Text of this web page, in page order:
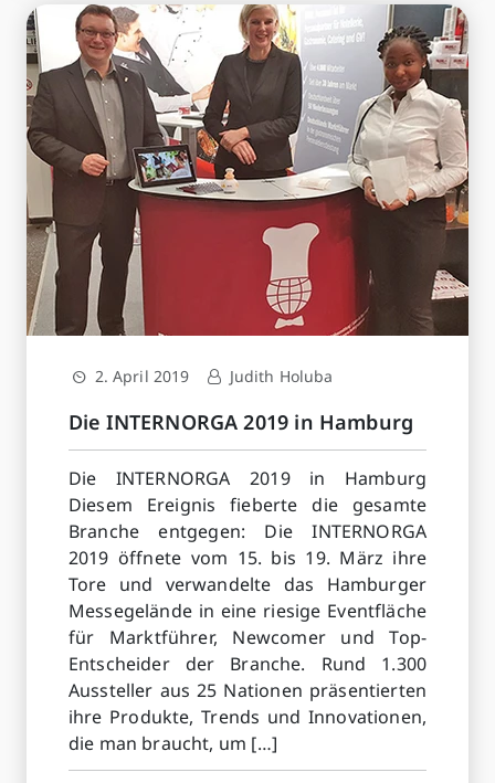
2. April 2019 Judith Holuba
Die INTERNORGA 2019 in Hamburg
Die INTERNORGA 2019 in Hamburg
Diesem Ereignis fieberte die gesamte
Branche entgegen: Die INTERNORGA
2019 öffnete vom 15. bis 19. März ihre
Tore und verwandelte das Hamburger
Messegelände in eine riesige Eventfläche
für Marktführer, Newcomer und Top-
Entscheider der Branche. Rund 1.300
Aussteller aus 25 Nationen präsentierten
ihre Produkte, Trends und Innovationen,
die man braucht, um […]